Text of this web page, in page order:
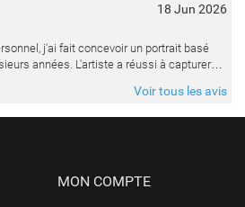
18 Jun 2026
j'ai fait concevoir un portrait basé
a réussi à capturer
Voir tous les avis
MON COMPTE